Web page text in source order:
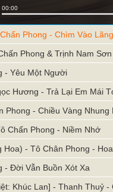
00:00
Phong - Chìm Vào
Phong & Trịnh Nam
- Yêu Một Người
Hương - Trả Lại Em Mái
Phong - Chiều Vàng Nhung
Chấn Phong - Niềm Nhớ
Hoa) - Tô Chân Phong -
- Đời Vẫn Buồn Xót Xa
Khúc Lan] - Thanh Thuỷ